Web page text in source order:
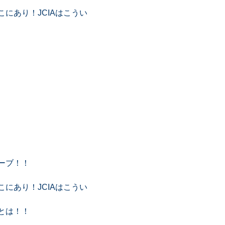
にあり！JCIAはこうい
ブ！！
にあり！JCIAはこうい
は！！